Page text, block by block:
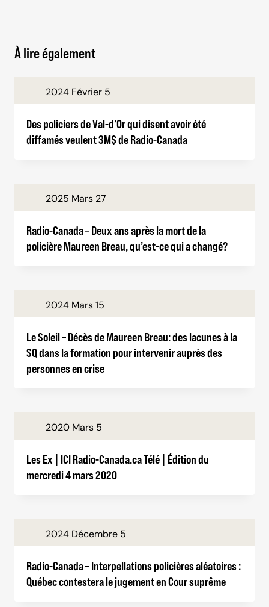
À lire également
2024 Février 5
Des policiers de Val-d’Or qui disent avoir été
diffamés veulent 3M$ de Radio-Canada
2025 Mars 27
Radio-Canada – Deux ans après la mort de la
policière Maureen Breau, qu’est-ce qui a changé?
2024 Mars 15
Le Soleil – Décès de Maureen Breau: des lacunes à la
SQ dans la formation pour intervenir auprès des
personnes en crise
2020 Mars 5
Les Ex | ICI Radio-Canada.ca Télé | Édition du
mercredi 4 mars 2020
2024 Décembre 5
Radio-Canada – Interpellations policières aléatoires :
Québec contestera le jugement en Cour suprême